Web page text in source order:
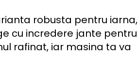
robusta pentru iarna,
cu incredere jante pentru
rafinat, iar masina ta va